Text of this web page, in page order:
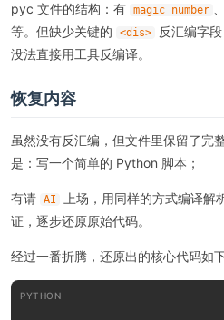
      -1
      None
      ('md5',)
      ...
drcFBBUEU='
   </consts>
</code>
pyc 文件的结构：有 magic number
等。但缺少关键的 <dis>
反汇编字
没法直接用工具反编译。
恢复内容
虽然没有反汇编，但文件里保留了完
是：写一个简单的 Python 脚本；
有请 AI
上场，用同样的方式编译解
证，逐步还原原始代码。
经过一番折腾，还原出的核心代码如
PYTHON